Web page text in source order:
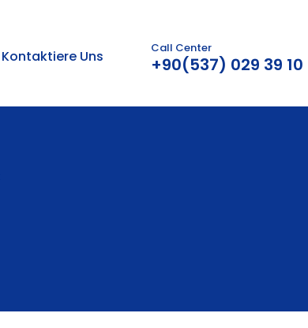
Kontaktiere Uns Call Center
+90(537) 029 39 10